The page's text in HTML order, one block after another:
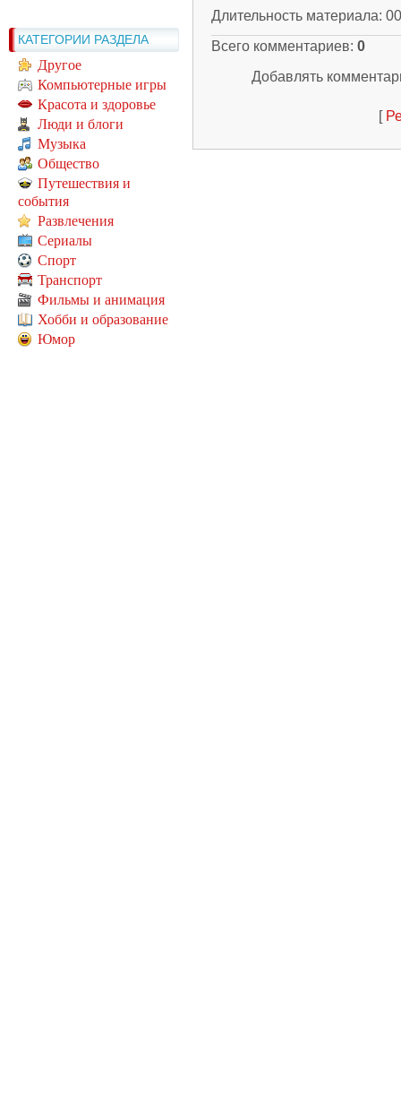
КАТЕГОРИИ РАЗДЕЛА
Другое
Компьютерные игры
Красота и здоровье
Люди и блоги
Музыка
Общество
Путешествия и
события
Развлечения
Сериалы
Спорт
Транспорт
Фильмы и анимация
Хобби и образование
Юмор
Длительность материала:
Всего комментариев: 0
Добавлять
[